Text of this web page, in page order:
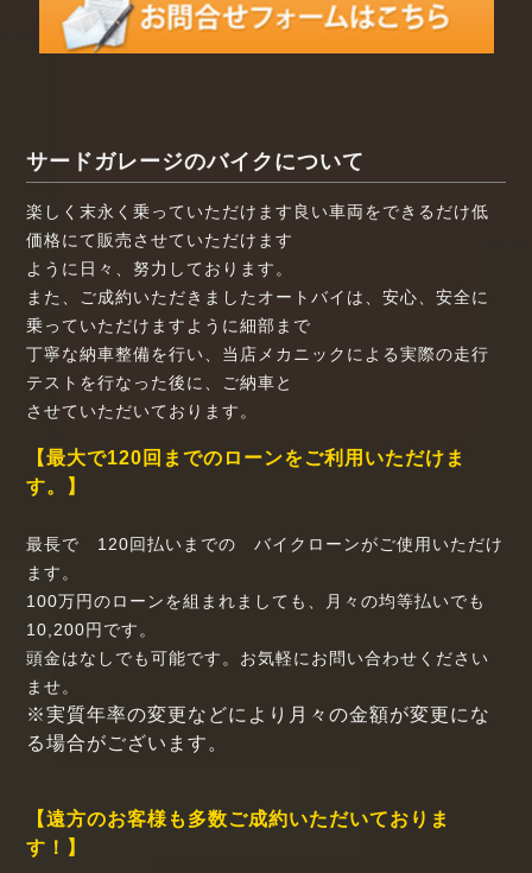
サードガレージのバイクについて
楽しく末永く乗っていただけます良い車両をできるだけ低
価格にて販売させていただけます
ように日々、努力しております。
また、ご成約いただきましたオートバイは、安心、安全に
乗っていただけますように細部まで
丁寧な納車整備を行い、当店メカニックによる実際の走行
テストを行なった後に、ご納車と
させていただいております。
【最大で120回までのローンをご利用いただけま
す。】
最長で 120回払いまでの バイクローンがご使用いただけ
ます。
100万円のローンを組まれましても、月々の均等払いでも
10,200円です。
頭金はなしでも可能です。お気軽にお問い合わせください
ませ。
※実質年率の変更などにより月々の金額が変更にな
る場合がございます。
【遠方のお客様も多数ご成約いただいておりま
す！】